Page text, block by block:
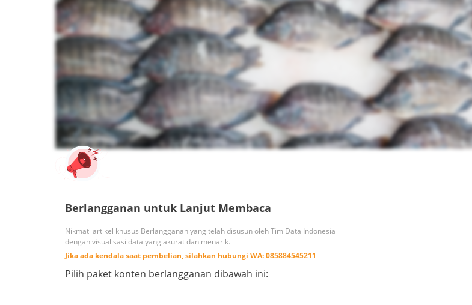
Berlangganan untuk Lanjut Membaca
Nikmati artikel khusus Berlangganan yang telah disusun oleh Tim Data Indonesia
dengan visualisasi data yang akurat dan menarik.
Jika ada kendala saat pembelian, silahkan hubungi WA:085884545211
Pilih paket konten berlangganan dibawah ini: